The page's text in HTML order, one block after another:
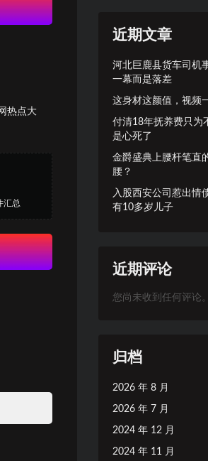
热点大
汇总
近期文章
河北巨鹿县货车司机
一幕而是落差
这身材这颜值，视频
付清18年抚养费只为
是心死了
金爵盛典上腰杆笔直
腰？
入股西安公司惹出情
有10多岁儿子
近期评论
您尚未收到任何评论。
归档
2026 年 8 月
2026 年 7 月
2024 年 12 月
2024 年 11 月